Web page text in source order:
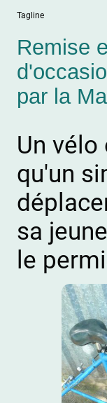
Tagline
Remise
par la
Un
qu'un
sa
le